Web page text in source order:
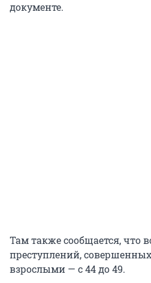
документе.
Там также сообщается, что
преступлений,
взрослыми — с 44 до 49.